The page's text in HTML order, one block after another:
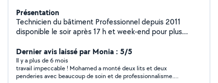
Présentation
Technicien du bâtiment Professionnel depuis 2011
disponible le soir après 17 h et week-end pour plus
Dernier avis laissé par Monia : 5/5
Il y a plus de 6 mois
travail impeccable ! Mohamed a monté deux lits et deux
penderies avec beaucoup de soin et de professionnalisme.